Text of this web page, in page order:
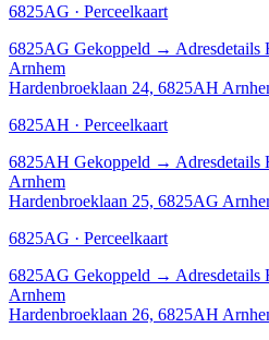
6825AG · Perceelkaart
6825AG Gekoppeld → Adresdetails
Arnhem
Hardenbroeklaan 24, 6825AH
6825AH · Perceelkaart
6825AH Gekoppeld → Adresdetails
Arnhem
Hardenbroeklaan 25, 6825AG
6825AG · Perceelkaart
6825AG Gekoppeld → Adresdetails
Arnhem
Hardenbroeklaan 26, 6825AH